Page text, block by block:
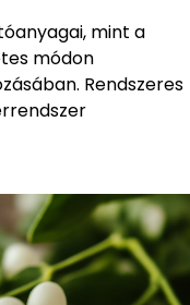
mint a
módon
Rendszeres